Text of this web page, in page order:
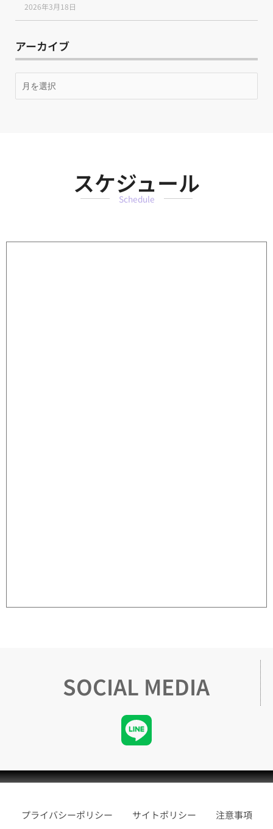
2026年3月18日
アーカイブ
ア
スケジュール
Schedule
SOCIAL MEDIA
プライバシーポリシー サイトポリシー 注意事項